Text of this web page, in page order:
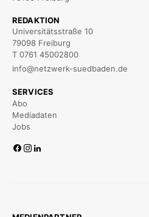
REDAKTION
Universitätsstraße 10
79098 Freiburg
T 0761 45002800
info@netzwerk-suedbaden.de
SERVICES
Abo
Mediadaten
Jobs